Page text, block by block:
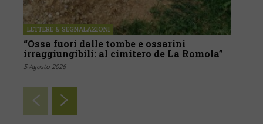
LETTERE & SEGNALAZIONI
“Ossa fuori dalle tombe e ossarini
irraggiungibili: al cimitero de La Romola”
5 Agosto 2026